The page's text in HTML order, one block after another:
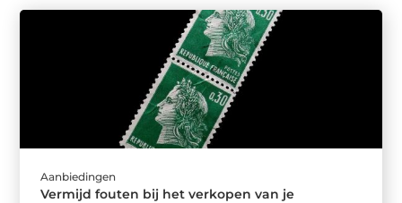
Aanbiedingen
Vermijd fouten bij het verkopen van je